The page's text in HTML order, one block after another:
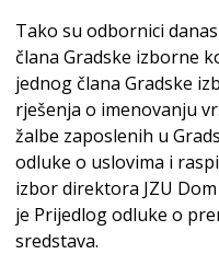
Tako su odbornici
člana Gradske izborne
jednog člana Gradske
rješenja o imenovanju
žalbe zaposlenih u
odluke o uslovima i
izbor direktora JZU
je Prijedlog odluke o
sredstava.